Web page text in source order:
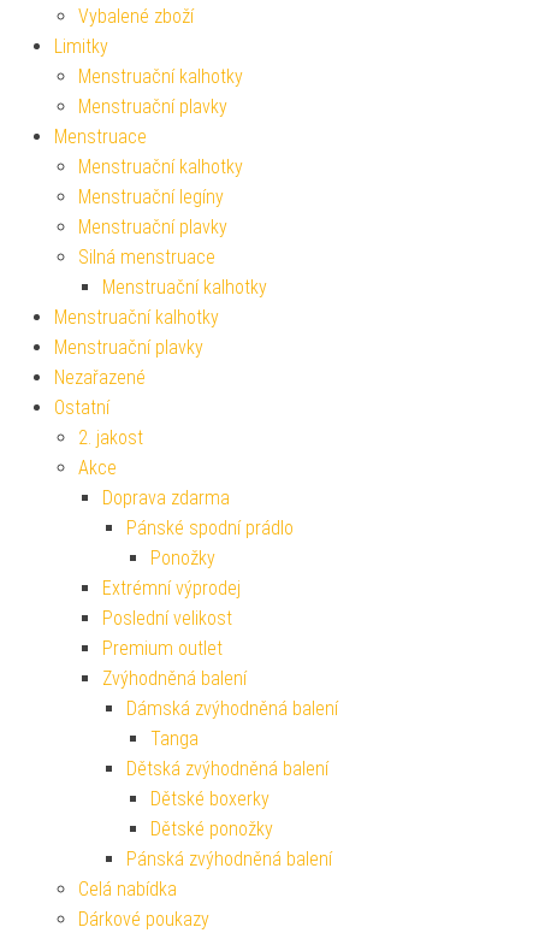
Vybalené zboží
Limitky
Menstruační kalhotky
Menstruační plavky
Menstruace
Menstruační kalhotky
Menstruační legíny
Menstruační plavky
Silná menstruace
Menstruační kalhotky
Menstruační kalhotky
Menstruační plavky
Nezařazené
Ostatní
2. jakost
Akce
Doprava zdarma
Pánské spodní prádlo
Ponožky
Extrémní výprodej
Poslední velikost
Premium outlet
Zvýhodněná balení
Dámská zvýhodněná balení
Tanga
Dětská zvýhodněná balení
Dětské boxerky
Dětské ponožky
Pánská zvýhodněná balení
Celá nabídka
Dárkové poukazy